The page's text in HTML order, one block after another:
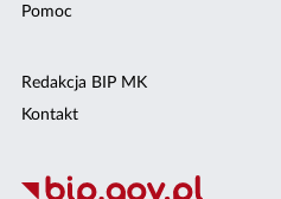
Pomoc
Redakcja BIP MK
Kontakt